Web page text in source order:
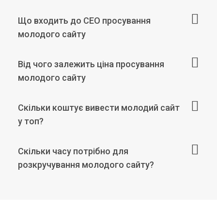
Що входить до СЕО просування
молодого сайту
Від чого залежить ціна просування
молодого сайту
Скільки коштує вивести молодий сайт
у топ?
Скільки часу потрібно для
розкручування молодого сайту?